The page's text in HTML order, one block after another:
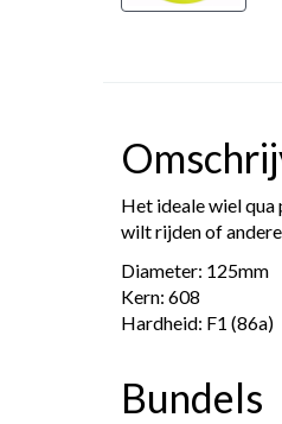
Het ideale wiel
wilt rijden of
Diameter: 125mm
Kern: 608
Hardheid: F1 (86a)
Bundels